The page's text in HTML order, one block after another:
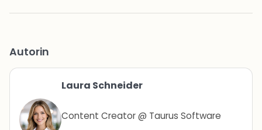
Autorin
Laura Schneider
Content Creator @ Taurus Software